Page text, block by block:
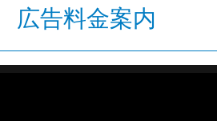
広告料金案内